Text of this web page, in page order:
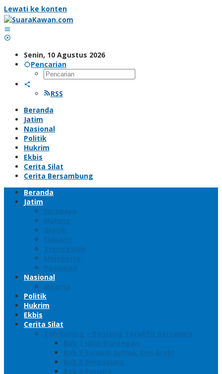
Lewati ke konten
Senin, 10 Agustus 2026
Pencarian
RSS
Beranda
Jatim
Nasional
Politik
Hukrim
Ekbis
Cerita Silat
Cerita Bersambung
Beranda
Jatim
Surabaya
Malang
Gresik
Sidoarjo
Trenggalek
Mojokerto
Pasuruan
Nasional
Jakarta
Politik
Hukrim
Ekbis
Cerita Silat
Toh Kuning – Benteng Terakhir Kertajaya
Bab 1 Jalur Banengan
Bab 2 Sampai Jumpa, Ken Arok!
Bab 3 Bergabung
Bab 4 Perwira